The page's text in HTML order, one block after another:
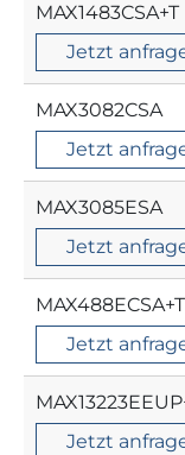
MAX1483CSA+T
Jetzt
MAX3082CSA
Jetzt
MAX3085ESA
Jetzt
MAX488ECSA+T
Jetzt
Jetzt